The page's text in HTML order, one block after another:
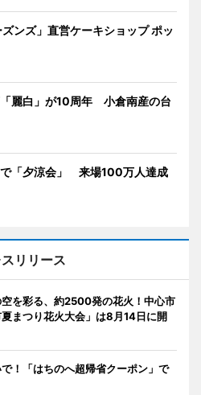
ンズ」直営ケーキショップ ポッ
麗白」が10周年 小倉南産の台
「夕涼会」 来場100万人達成
リリース
空を彩る、約2500発の花火！中心市
まつり花火大会」は8月14日に開
！「はちのへ超帰省クーポン」で